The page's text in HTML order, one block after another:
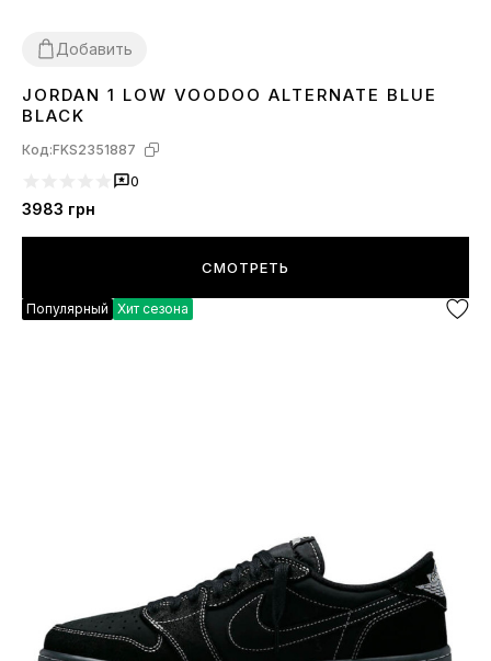
Добавить
373839404142 43 44 45
JORDAN 1 LOW VOODOO ALTERNATE BLUE
BLACK
Код:FKS2351887
0
3983 грн
СМОТРЕТЬ
Популярный Хит сезона